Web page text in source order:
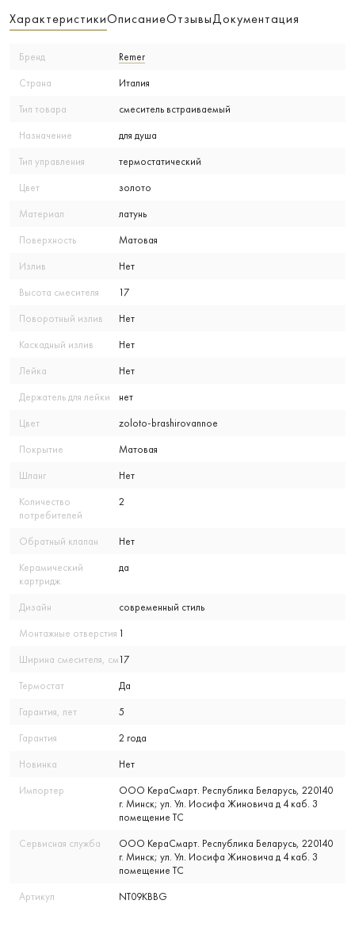
ХарактеристикиОписаниеОтзывыДокументация
Бренд Remer
Страна Италия
Тип товара смеситель встраиваемый
Назначение для душа
Тип управления термостатический
Цвет золото
Материал латунь
Поверхность Матовая
Излив Нет
Высота смесителя 17
Поворотный излив Нет
Каскадный излив Нет
Лейка Нет
Держатель для лейки нет
Цвет zoloto-brashirovannoe
Покрытие Матовая
Шланг Нет
Количество
потребителей
2
Обратный клапан Нет
Керамический
картридж
да
Дизайн современный стиль
Монтажные отверстия 1
Ширина смесителя, см17
Термостат Да
Гарантия, лет 5
Гарантия 2 года
Новинка Нет
Импортер
ООО КераСмарт. Республика Беларусь, 220140
г. Минск; ул. Ул. Иосифа Жиновича д 4 каб. 3
помещение ТС
Сервисная служба
ООО КераСмарт. Республика Беларусь, 220140
г. Минск; ул. Ул. Иосифа Жиновича д 4 каб. 3
помещение ТС
Артикул NT09KBBG